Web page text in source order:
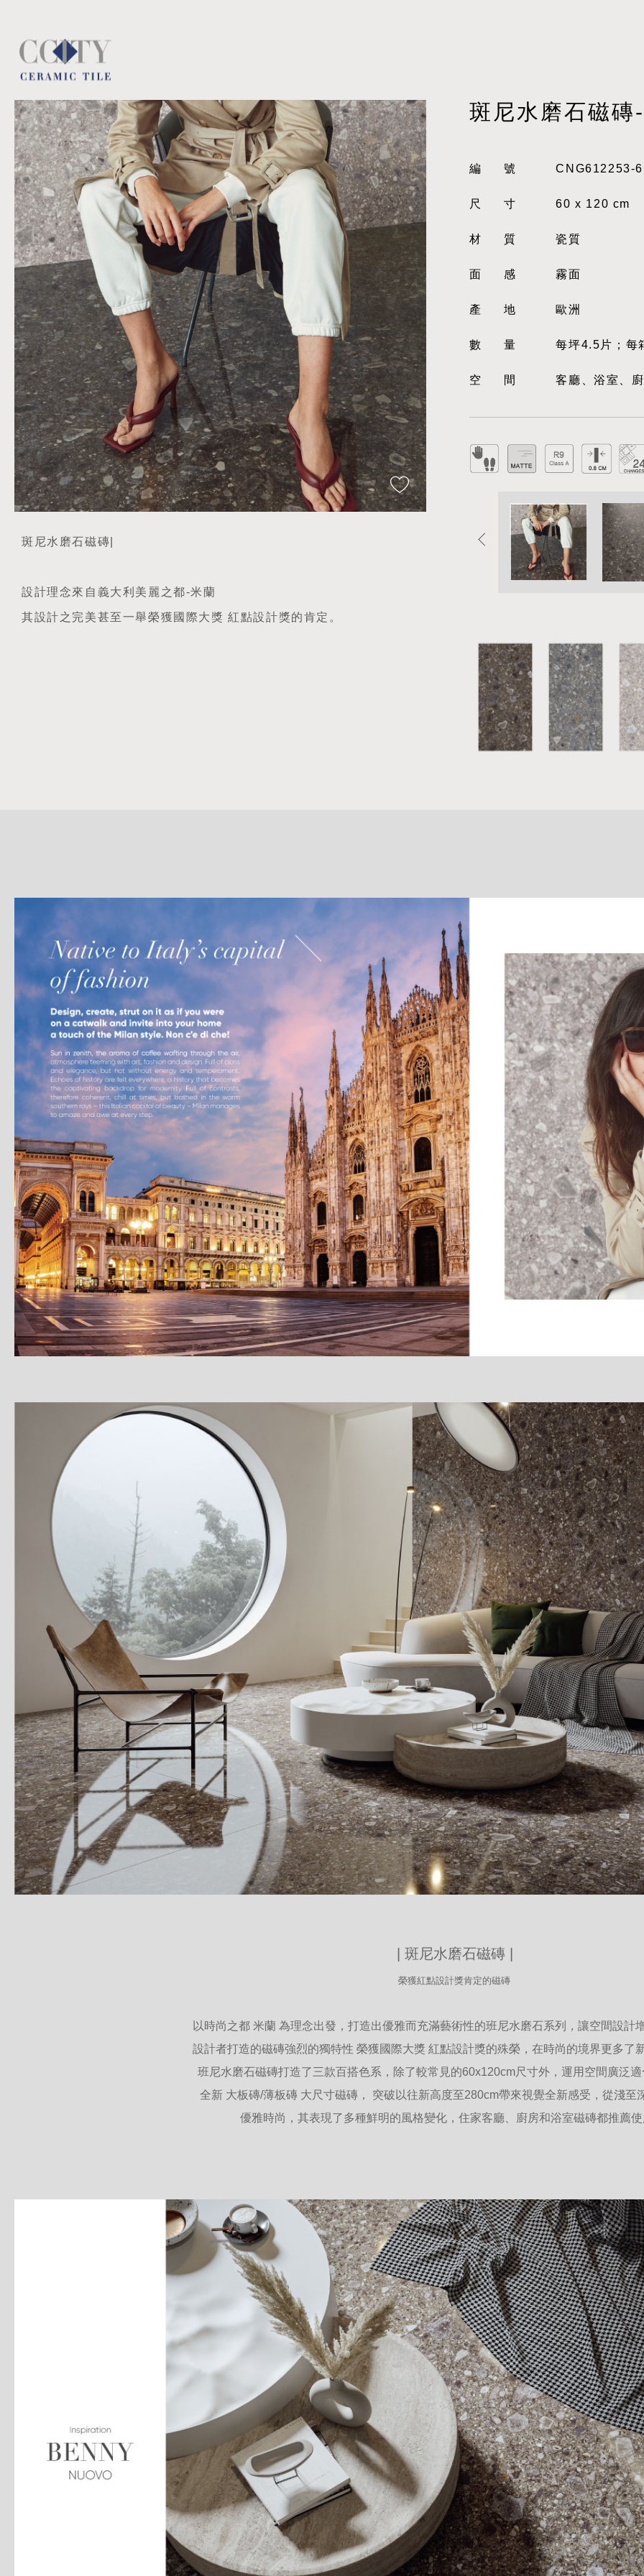
斑尼水磨石磁磚|
設計理念來自義大利美麗之都-米蘭
其設計之完美甚至一舉榮獲國際大獎 紅點設計獎的肯定。
斑尼水磨石磁磚
編號 CNG612253-
尺寸 60 x 120 cm
材質 瓷質
面感 霧面
產地 歐洲
數量 每坪4.5片；每
空間 客廳、浴室、
介
| 斑尼水磨石磁磚 |
榮獲紅點設計獎肯定的磁磚
以時尚之都 米蘭 為理念出發，打造出優雅而充滿藝術性的班尼水磨石系列，讓空間設計
設計者打造的磁磚強烈的獨特性 榮獲國際大獎 紅點設計獎的殊榮，在時尚的境界更多了
班尼水磨石磁磚打造了三款百搭色系，除了較常見的60x120cm尺寸外，運用空間廣泛
全新 大板磚/薄板磚 大尺寸磁磚， 突破以往新高度至280cm帶來視覺全新感受，從淺至
優雅時尚，其表現了多種鮮明的風格變化，住家客廳、廚房和浴室磁磚都推薦